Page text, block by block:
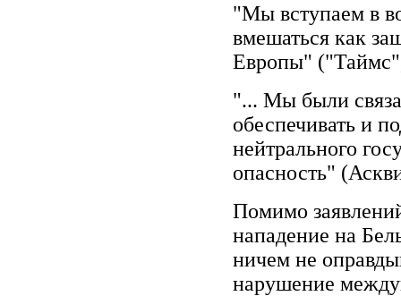
"Мы вступаем в
вмешаться как
Европы" ("Таймс",
"... Мы были
обеспечивать и
нейтрального
опасность"
Помимо
нападение на
ничем не
нарушение